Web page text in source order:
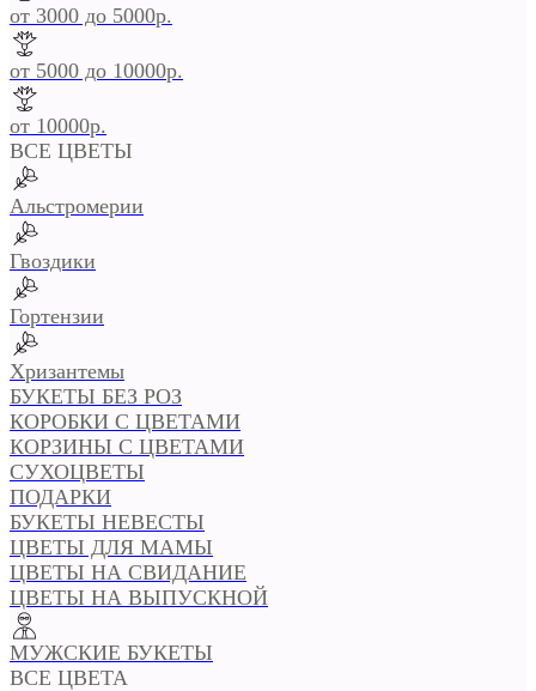
от 3000 до 5000р.
от 5000 до 10000р.
от 10000р.
ВСЕ ЦВЕТЫ
Альстромерии
Гвоздики
Гортензии
Хризантемы
БУКЕТЫ БЕЗ РОЗ
КОРОБКИ С ЦВЕТАМИ
КОРЗИНЫ С ЦВЕТАМИ
СУХОЦВЕТЫ
ПОДАРКИ
БУКЕТЫ НЕВЕСТЫ
ЦВЕТЫ ДЛЯ МАМЫ
ЦВЕТЫ НА СВИДАНИЕ
ЦВЕТЫ НА ВЫПУСКНОЙ
МУЖСКИЕ БУКЕТЫ
ВСЕ ЦВЕТА